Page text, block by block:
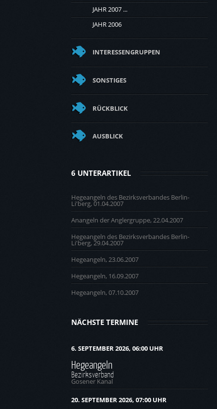
JAHR 2007 ...
JAHR 2006
INTERESSENGRUPPEN
SONSTIGES
RÜCKBLICK
AUSBLICK
6 UNTERARTIKEL
Hegeangeln des Bezirksverbandes Berlin-
Li'berg, 01.04.2007
Anangeln der Anglergruppe, 22.04.2007
Hegeangeln des Bezirksverbandes Berlin-
Li'berg, 29.04.2007
Hegeangeln, 23.06.2007
Hegeangeln, 16.09.2007
Hegeangeln, 07.10.2007
NÄCHSTE TERMINE
6. SEPTEMBER 2026, 06:00 UHR
Hegeangeln
Bezirksverband
Gosener Kanal
20. SEPTEMBER 2026, 07:00 UHR